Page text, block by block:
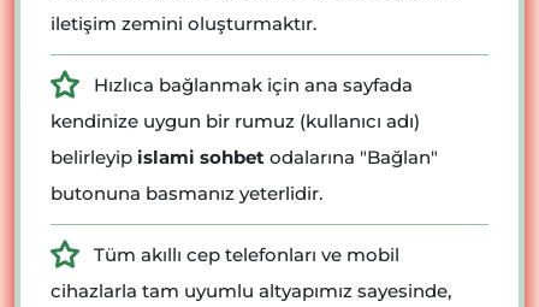
iletişim zemini oluşturmaktır.
Hızlıca bağlanmak için ana sayfada
kendinize uygun bir rumuz (kullanıcı adı)
belirleyip islami sohbet odalarına "Bağlan"
butonuna basmanız yeterlidir.
Tüm akıllı cep telefonları ve mobil
cihazlarla tam uyumlu altyapımız sayesinde,